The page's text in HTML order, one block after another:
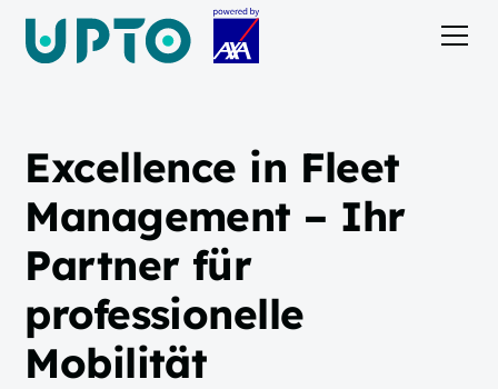
Excellence in Fleet
Management – Ihr
Partner für
professionelle
Mobilität